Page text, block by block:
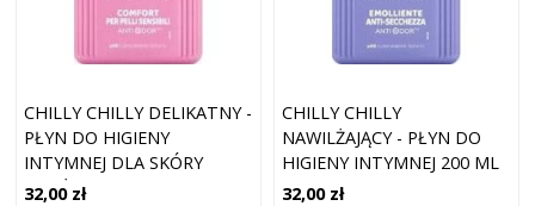
CHILLY CHILLY DELIKATNY -
PŁYN DO HIGIENY
INTYMNEJ DLA SKÓRY
WRAŻLIWEJ 200 ML
32,00 zł
CHILLY CHILLY
NAWILŻAJĄCY - PŁYN DO
HIGIENY INTYMNEJ 200 ML
32,00 zł